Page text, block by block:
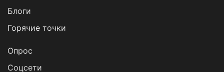
Блоги
Горячие точки
Опрос
Cоцсети